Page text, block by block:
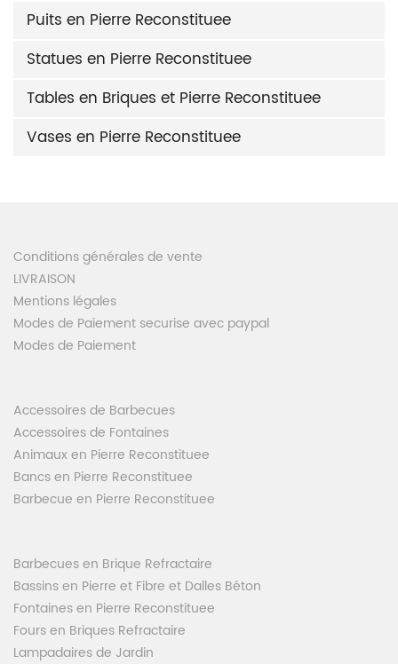
Puits en Pierre Reconstituee
Statues en Pierre Reconstituee
Tables en Briques et Pierre Reconstituee
Vases en Pierre Reconstituee
Conditions générales de vente
LIVRAISON
Mentions légales
Modes de Paiement securise avec paypal
Modes de Paiement
Accessoires de Barbecues
Accessoires de Fontaines
Animaux en Pierre Reconstituee
Bancs en Pierre Reconstituee
Barbecue en Pierre Reconstituee
Barbecues en Brique Refractaire
Bassins en Pierre et Fibre et Dalles Béton
Fontaines en Pierre Reconstituee
Fours en Briques Refractaire
Lampadaires de Jardin